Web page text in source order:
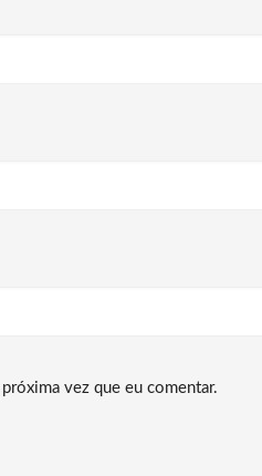
vez que eu comentar.